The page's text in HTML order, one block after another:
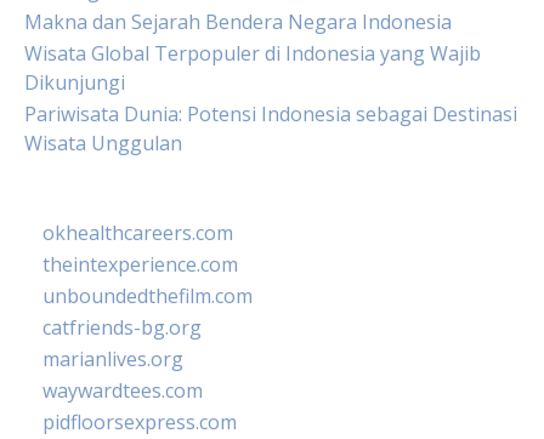
Makna dan Sejarah Bendera Negara Indonesia
Wisata Global Terpopuler di Indonesia yang Wajib
Dikunjungi
Pariwisata Dunia: Potensi Indonesia sebagai Destinasi
Wisata Unggulan
okhealthcareers.com
theintexperience.com
unboundedthefilm.com
catfriends-bg.org
marianlives.org
waywardtees.com
pidfloorsexpress.com